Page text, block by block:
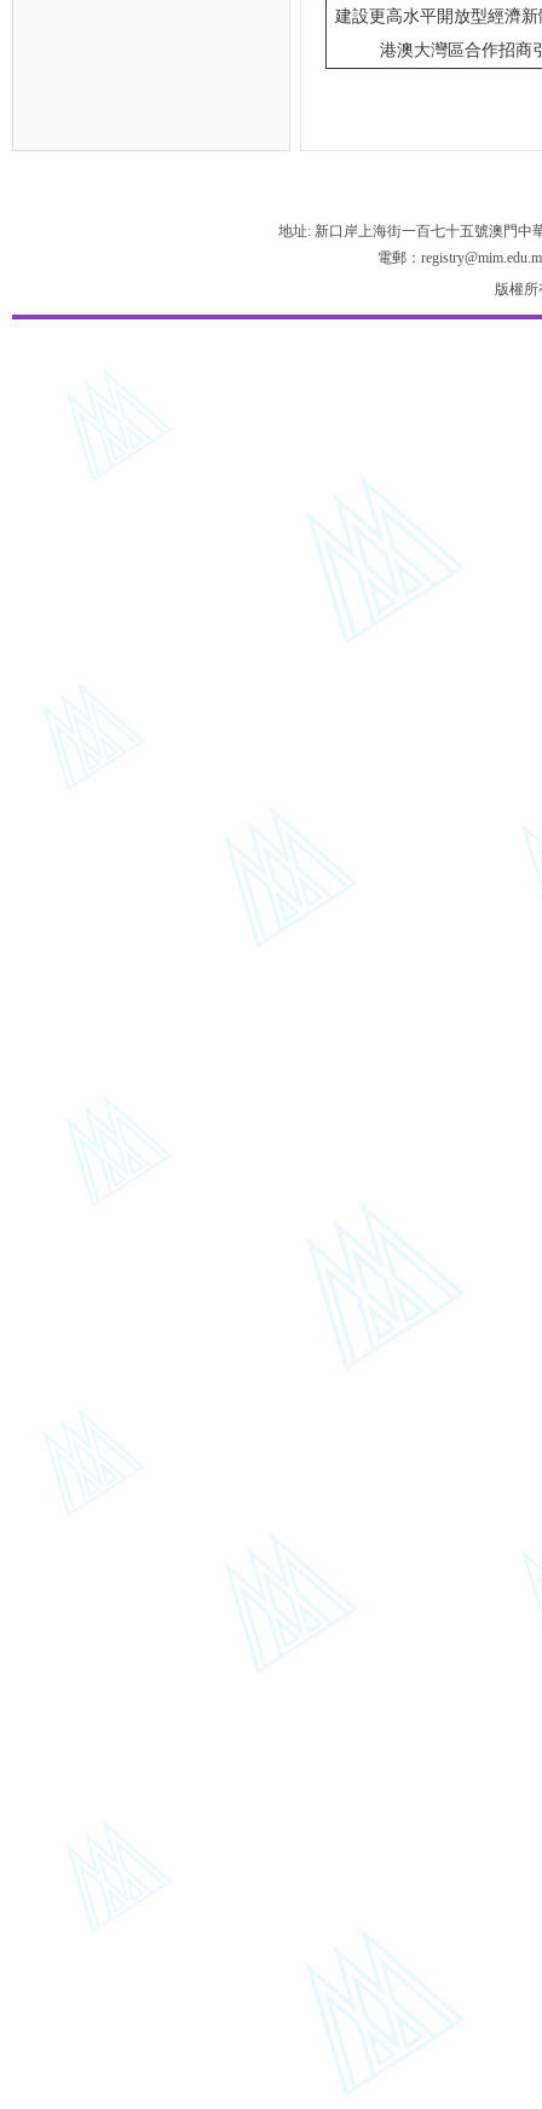
建設更高水平開放型經濟
港澳大灣區合作招商
地址: 新口岸上海街一百七十五號澳門中
電郵：
版權